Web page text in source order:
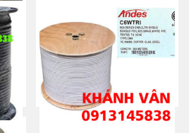
Cáp âm thanh 200 Tim
Mua ngay